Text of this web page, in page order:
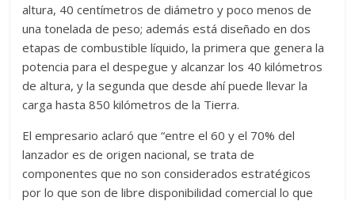
altura, 40 centímetros de diámetro y poco menos de
una tonelada de peso; además está diseñado en dos
etapas de combustible líquido, la primera que genera la
potencia para el despegue y alcanzar los 40 kilómetros
de altura, y la segunda que desde ahí puede llevar la
carga hasta 850 kilómetros de la Tierra.
El empresario aclaró que “entre el 60 y el 70% del
lanzador es de origen nacional, se trata de
componentes que no son considerados estratégicos
por lo que son de libre disponibilidad comercial lo que